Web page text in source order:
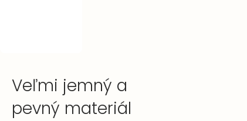
Veľmi jemný a
pevný materiál